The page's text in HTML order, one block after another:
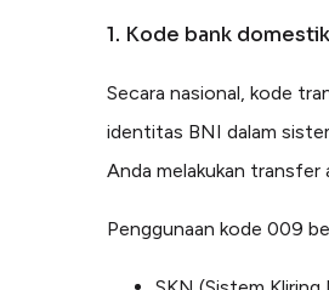
1. Kode bank
Secara nasional, kode
identitas BNI dalam
Anda melakukan transfer
Penggunaan kode 009